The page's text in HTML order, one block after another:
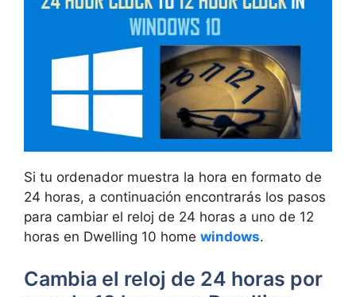
Si tu ordenador muestra la hora en formato de
24 horas, a continuación encontrarás los pasos
para cambiar el reloj de 24 horas a uno de 12
horas en Dwelling 10 home windows.
Cambia el reloj de 24 horas por